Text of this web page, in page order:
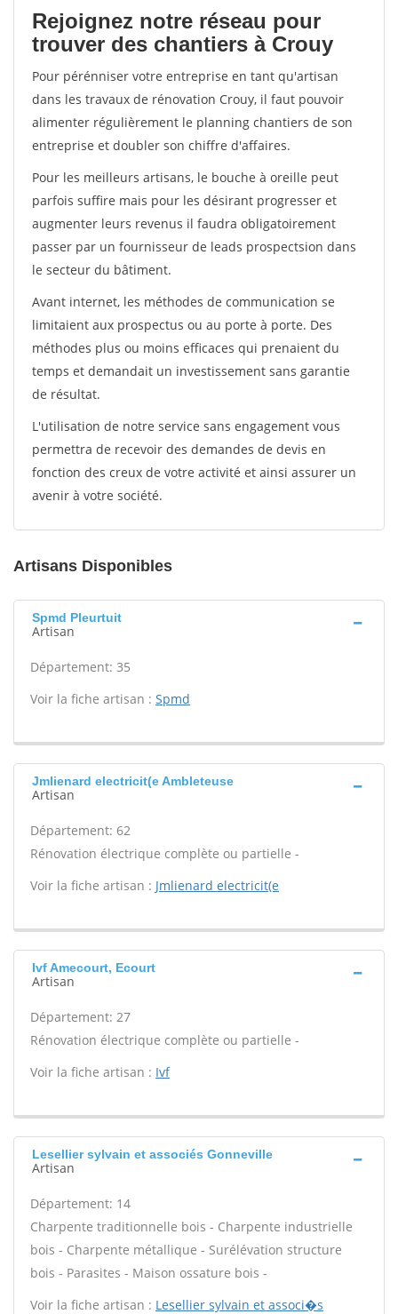
Rejoignez notre réseau pour
trouver des chantiers à Crouy
Pour pérénniser votre entreprise en tant qu'artisan
dans les travaux de rénovation Crouy, il faut pouvoir
alimenter régulièrement le planning chantiers de son
entreprise et doubler son chiffre d'affaires.
Pour les meilleurs artisans, le bouche à oreille peut
parfois suffire mais pour les désirant progresser et
augmenter leurs revenus il faudra obligatoirement
passer par un fournisseur de leads prospectsion dans
le secteur du bâtiment.
Avant internet, les méthodes de communication se
limitaient aux prospectus ou au porte à porte. Des
méthodes plus ou moins efficaces qui prenaient du
temps et demandait un investissement sans garantie
de résultat.
L'utilisation de notre service sans engagement vous
permettra de recevoir des demandes de devis en
fonction des creux de votre activité et ainsi assurer un
avenir à votre société.
Artisans Disponibles
Spmd Pleurtuit
Artisan
Département: 35
Voir la fiche artisan : Spmd
Jmlienard electricit(e Ambleteuse
Artisan
Département: 62
Rénovation électrique complète ou partielle -
Voir la fiche artisan : Jmlienard electricit(e
Ivf Amecourt, Ecourt
Artisan
Département: 27
Rénovation électrique complète ou partielle -
Voir la fiche artisan : Ivf
Lesellier sylvain et associés Gonneville
Artisan
Département: 14
Charpente traditionnelle bois - Charpente industrielle
bois - Charpente métallique - Surélévation structure
bois - Parasites - Maison ossature bois -
Voir la fiche artisan : Lesellier sylvain et associ�s